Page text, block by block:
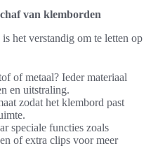
van klemborden
het verstandig om te letten op
of metaal? Ieder materiaal
en uitstraling.
zodat het klembord past
speciale functies zoals
of extra clips voor meer